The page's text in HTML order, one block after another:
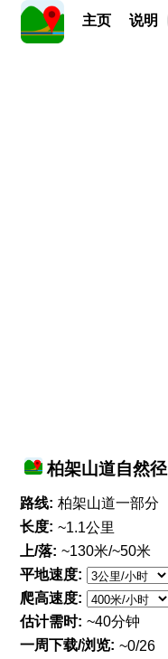
主页 说明
柏架山道自然径
路线: 柏架山道一部分
长度: ~1.1公里
上/落: ~130米/~50米
平地速度:
爬高速度:
估计需时: ~40分钟
一周下载/浏览: ~0/26